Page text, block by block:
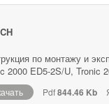
по монтажу и
2000 ED5-2S/U, Tronic
Pdf844.46 Kb